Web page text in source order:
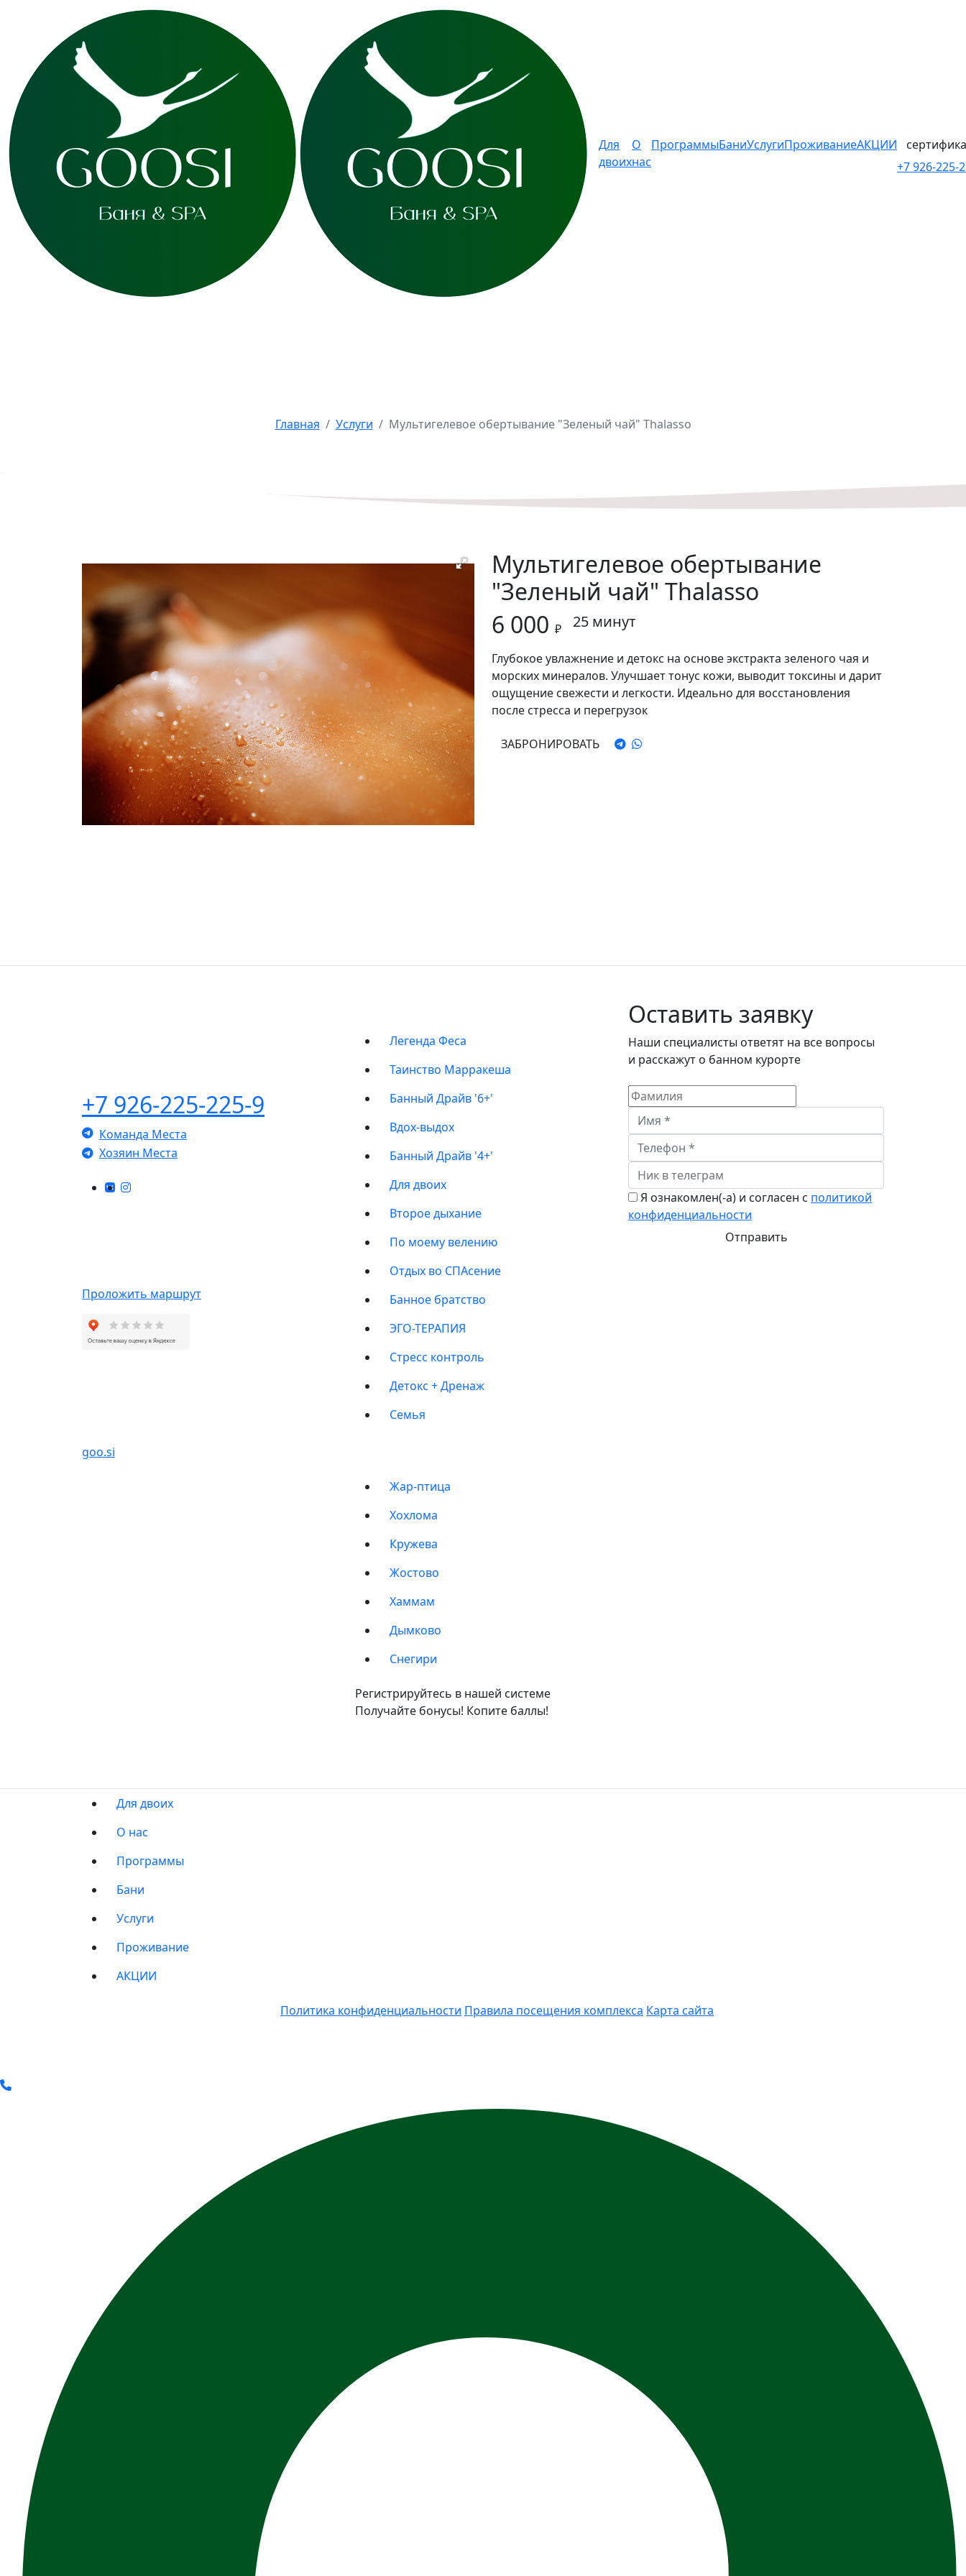
Для
двоих
О
нас
ПрограммыБаниУслугиПроживаниеАКЦИИ
+7 926-225-
Главная Услуги Мультигелевое обертывание "Зеленый чай" Thalasso
Мультигелевое обертывание
"Зеленый чай" Thalasso
6 000 ₽ 25 минут
Глубокое увлажнение и детокс на основе экстракта зеленого чая и
морских минералов. Улучшает тонус кожи, выводит токсины и дарит
ощущение свежести и легкости. Идеально для восстановления
после стресса и перегрузок
ЗАБРОНИРОВАТЬ
+7 926-225-225-9
Команда Места
Хозяин Места
Проложить маршрут
goo.si
Легенда Феса
Таинство Марракеша
Банный Драйв '6+'
Вдох-выдох
Банный Драйв '4+'
Для двоих
Второе дыхание
По моему велению
Отдых во СПАсение
Банное братство
ЭГО-ТЕРАПИЯ
Стресс контроль
Детокс + Дренаж
Семья
Жар-птица
Хохлома
Кружева
Жостово
Хаммам
Дымково
Снегири
Регистрируйтесь в нашей системе
Получайте бонусы! Копите баллы!
Оставить заявку
Наши специалисты ответят на все вопросы
и расскажут о банном курорте
Я ознакомлен(-а) и согласен с политикой
конфиденциальности
Отправить
Для двоих
О нас
Программы
Бани
Услуги
Проживание
АКЦИИ
Политика конфиденциальности Правила посещения комплекса Карта сайта